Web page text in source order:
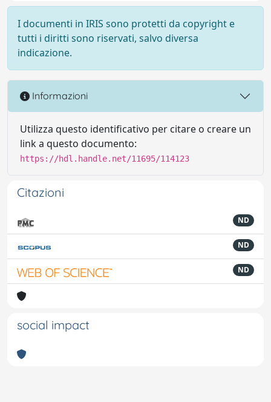
I documenti in IRIS sono protetti da copyright e
tutti i diritti sono riservati, salvo diversa
indicazione.
Informazioni
Utilizza questo identificativo per citare o creare un
link a questo documento:
https://hdl.handle.net/11695/114123
Citazioni
ND
ND
ND
social impact